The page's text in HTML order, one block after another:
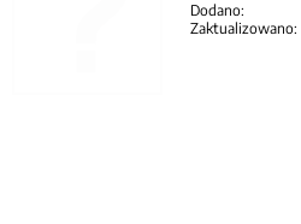
Dodano:
Zaktualizowano: